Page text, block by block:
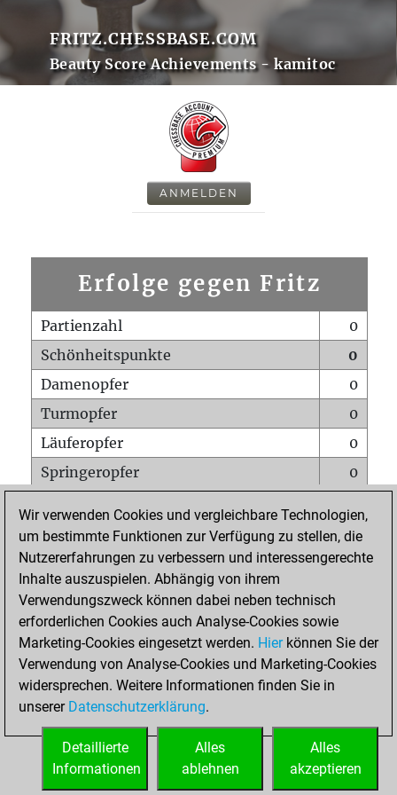
FRITZ.CHESSBASE.COM
Beauty Score Achievements - kamitoc
ANMELDEN
Erfolge gegen Fritz
Partienzahl
0
Schönheitspunkte
0
Damenopfer
0
Turmopfer
0
Läuferopfer
0
Springeropfer
0
Matt auf vollem Brett
0
Bauer setzt Matt
0
Erstickte Matts
Unterverwandlungen
Türme auf der siebten
0
STARTSEITE
Wir verwenden Cookies und vergleichbare Technologien,
um bestimmte Funktionen zur Verfügung zu stellen, die
Nutzererfahrungen zu verbessern und interessengerechte
Inhalte auszuspielen. Abhängig von ihrem
Verwendungszweck können dabei neben technisch
erforderlichen Cookies auch Analyse-Cookies sowie
Marketing-Cookies eingesetzt werden. Hierkönnen Sie der
Verwendung von Analyse-Cookies und Marketing-Cookies
widersprechen. Weitere Informationen finden Sie in
unserer Datenschutzerklärung.
Alles
akzeptieren
Alles
ablehnen
Detaillierte
Informationen